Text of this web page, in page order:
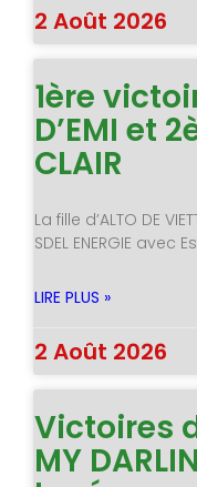
2 Août 2026
1ère
D’EMI et
CLAIR
La fille d’ALTO DE
SDEL ENERGIE avec
LIRE PLUS »
2 Août 2026
Victoires
MY